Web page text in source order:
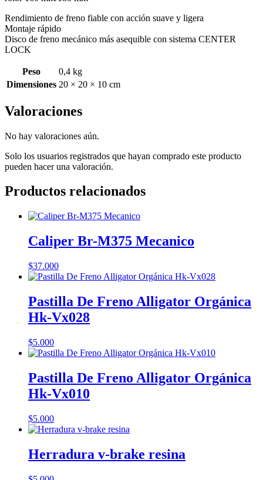
Rendimiento de freno fiable con acción suave y ligera
Montaje rápido
Disco de freno mecánico más asequible con sistema CENTER
LOCK
Peso
0,4 kg
Dimensiones 20 × 20 × 10 cm
Valoraciones
No hay valoraciones aún.
Solo los usuarios registrados que hayan comprado este producto
pueden hacer una valoración.
Productos relacionados
Caliper Br-M375 Mecanico
$37.000
Pastilla De Freno Alligator Orgánica
Hk-Vx028
$5.000
Pastilla De Freno Alligator Orgánica
Hk-Vx010
$5.000
Herradura v-brake resina